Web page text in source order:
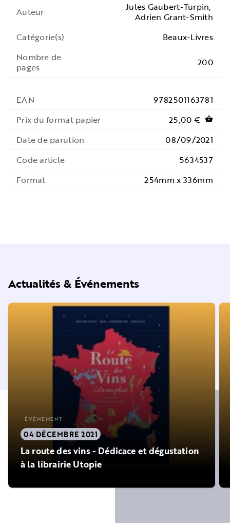
Auteur Jules Gaubert-Turpin,
Adrien Grant-Smith
Catégorie(s)
Beaux-Livres
Nombre de
pages
200
EAN
9782501163781
Prix du format papier
25,00 € shopping_basket
Date de parution
08/09/2021
Code article
5634537
Format
254mm x 336mm
Actualités & Événements
ÉVÈNEMENT
04 DÉCEMBRE 2021
La route des vins - Dédicace et dégustation
à la librairie Utopie